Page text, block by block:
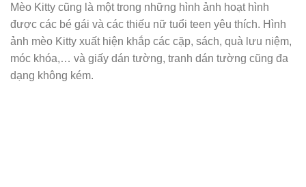
Mèo Kitty cũng là một trong những hình ảnh hoạt hình
được các bé gái và các thiếu nữ tuổi teen yêu thích. Hình
ảnh mèo Kitty xuất hiện khắp các cặp, sách, quà lưu niệm,
móc khóa,… và giấy dán tường, tranh dán tường cũng đa
dạng không kém.